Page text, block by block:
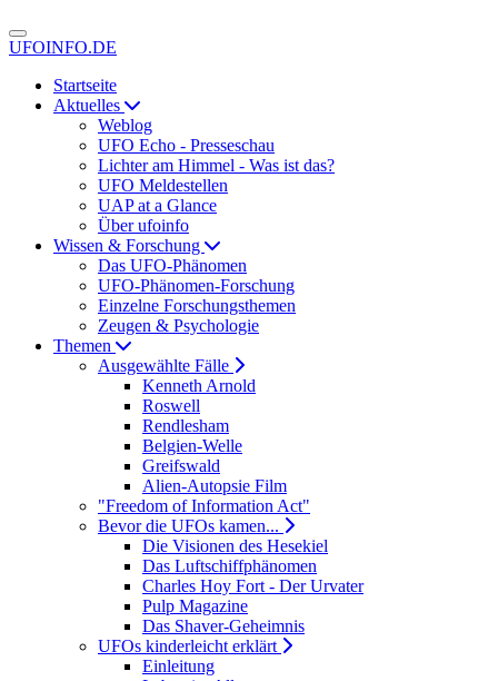
UFOINFO.DE
Startseite
Aktuelles
Weblog
UFO Echo - Presseschau
Lichter am Himmel - Was ist das?
UFO Meldestellen
UAP at a Glance
Über ufoinfo
Wissen & Forschung
Das UFO-Phänomen
UFO-Phänomen-Forschung
Einzelne Forschungsthemen
Zeugen & Psychologie
Themen
Ausgewählte Fälle
Kenneth Arnold
Roswell
Rendlesham
Belgien-Welle
Greifswald
Alien-Autopsie Film
"Freedom of Information Act"
Bevor die UFOs kamen...
Die Visionen des Hesekiel
Das Luftschiffphänomen
Charles Hoy Fort - Der Urvater
Pulp Magazine
Das Shaver-Geheimnis
UFOs kinderleicht erklärt
Einleitung